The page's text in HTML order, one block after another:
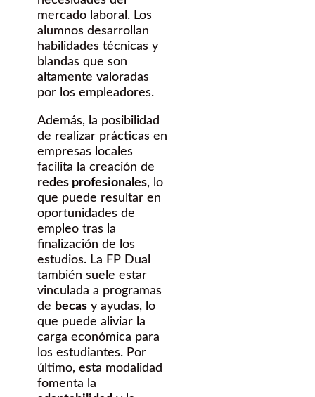
mercado laboral. Los
alumnos desarrollan
habilidades técnicas y
blandas que son
altamente valoradas
por los empleadores.
Además, la posibilidad
de realizar prácticas en
empresas locales
facilita la creación de
redes profesionales, lo
que puede resultar en
oportunidades de
empleo tras la
finalización de los
estudios. La FP Dual
también suele estar
vinculada a programas
de becas y ayudas, lo
que puede aliviar la
carga económica para
los estudiantes. Por
último, esta modalidad
fomenta la